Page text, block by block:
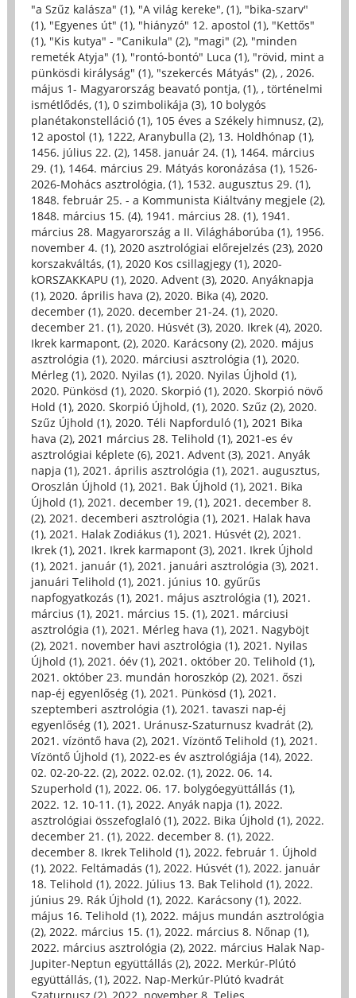
"a Szűz kalásza" (1), "A világ kereke", (1), "bika-szarv"
(1), "Egyenes út" (1), "hiányzó" 12. apostol (1), "Kettős"
(1), "Kis kutya" - "Canikula" (2), "magi" (2), "minden
remeték Atyja" (1), "rontó-bontó" Luca (1), "rövid, mint a
pünkösdi királyság" (1), "szekercés Mátyás" (2), , 2026.
május 1- Magyarország beavató pontja, (1), , történelmi
ismétlődés, (1), 0 szimbolikája (3), 10 bolygós
planétakonstelláció (1), 105 éves a Székely himnusz, (2),
12 apostol (1), 1222, Aranybulla (2), 13. Holdhónap (1),
1456. július 22. (2), 1458. január 24. (1), 1464. március
29. (1), 1464. március 29. Mátyás koronázása (1), 1526-
2026-Mohács asztrológia, (1), 1532. augusztus 29. (1),
1848. február 25. - a Kommunista Kiáltvány megjele (2),
1848. március 15. (4), 1941. március 28. (1), 1941.
március 28. Magyarország a II. Világháborúba (1), 1956.
november 4. (1), 2020 asztrológiai előrejelzés (23), 2020
korszakváltás, (1), 2020 Kos csillagjegy (1), 2020-
kORSZAKKAPU (1), 2020. Advent (3), 2020. Anyáknapja
(1), 2020. április hava (2), 2020. Bika (4), 2020.
december (1), 2020. december 21-24. (1), 2020.
december 21. (1), 2020. Húsvét (3), 2020. Ikrek (4), 2020.
Ikrek karmapont, (2), 2020. Karácsony (2), 2020. május
asztrológia (1), 2020. márciusi asztrológia (1), 2020.
Mérleg (1), 2020. Nyilas (1), 2020. Nyilas Újhold (1),
2020. Pünkösd (1), 2020. Skorpió (1), 2020. Skorpió növő
Hold (1), 2020. Skorpió Újhold, (1), 2020. Szűz (2), 2020.
Szűz Újhold (1), 2020. Téli Napforduló (1), 2021 Bika
hava (2), 2021 március 28. Telihold (1), 2021-es év
asztrológiai képlete (6), 2021. Advent (3), 2021. Anyák
napja (1), 2021. április asztrológia (1), 2021. augusztus,
Oroszlán Újhold (1), 2021. Bak Újhold (1), 2021. Bika
Újhold (1), 2021. december 19, (1), 2021. december 8.
(2), 2021. decemberi asztrológia (1), 2021. Halak hava
(1), 2021. Halak Zodiákus (1), 2021. Húsvét (2), 2021.
Ikrek (1), 2021. Ikrek karmapont (3), 2021. Ikrek Újhold
(1), 2021. január (1), 2021. januári asztrológia (3), 2021.
januári Telihold (1), 2021. június 10. gyűrűs
napfogyatkozás (1), 2021. május asztrológia (1), 2021.
március (1), 2021. március 15. (1), 2021. márciusi
asztrológia (1), 2021. Mérleg hava (1), 2021. Nagyböjt
(2), 2021. november havi asztrológia (1), 2021. Nyilas
Újhold (1), 2021. óév (1), 2021. október 20. Telihold (1),
2021. október 23. mundán horoszkóp (2), 2021. őszi
nap-éj egyenlőség (1), 2021. Pünkösd (1), 2021.
szeptemberi asztrológia (1), 2021. tavaszi nap-éj
egyenlőség (1), 2021. Uránusz-Szaturnusz kvadrát (2),
2021. vízöntő hava (2), 2021. Vízöntő Telihold (1), 2021.
Vízöntő Újhold (1), 2022-es év asztrológiája (14), 2022.
02. 02-20-22. (2), 2022. 02.02. (1), 2022. 06. 14.
Szuperhold (1), 2022. 06. 17. bolygóegyüttállás (1),
2022. 12. 10-11. (1), 2022. Anyák napja (1), 2022.
asztrológiai összefoglaló (1), 2022. Bika Újhold (1), 2022.
december 21. (1), 2022. december 8. (1), 2022.
december 8. Ikrek Telihold (1), 2022. február 1. Újhold
(1), 2022. Feltámadás (1), 2022. Húsvét (1), 2022. január
18. Telihold (1), 2022. Július 13. Bak Telihold (1), 2022.
június 29. Rák Újhold (1), 2022. Karácsony (1), 2022.
május 16. Telihold (1), 2022. május mundán asztrológia
(2), 2022. március 15. (1), 2022. március 8. Nőnap (1),
2022. március asztrológia (2), 2022. március Halak Nap-
Jupiter-Neptun együttállás (2), 2022. Merkúr-Plútó
együttállás, (1), 2022. Nap-Merkúr-Plútó kvadrát